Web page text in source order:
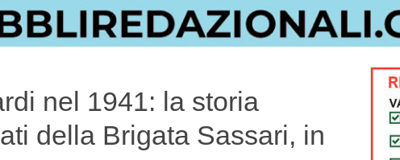
nel 1941: la storia
della Brigata Sassari, in